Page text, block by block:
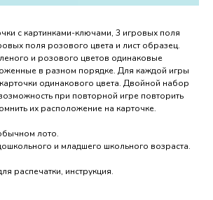
с картинками-ключами, 3 игровых поля
поля розового цвета и лист образец.
и розового цветов одинаковые
в разном порядке. Для каждой игры
одинакового цвета. Двойной набор
при повторной игре повторить
их расположение на карточке.
лото.
и младшего школьного возраста.
распечатки, инструкция.